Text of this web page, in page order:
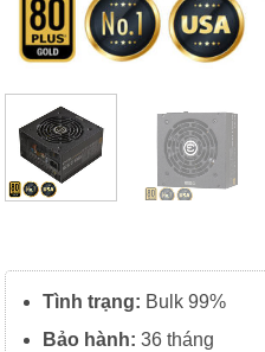
Tình trạng: Bulk 99%
Bảo hành: 36 tháng